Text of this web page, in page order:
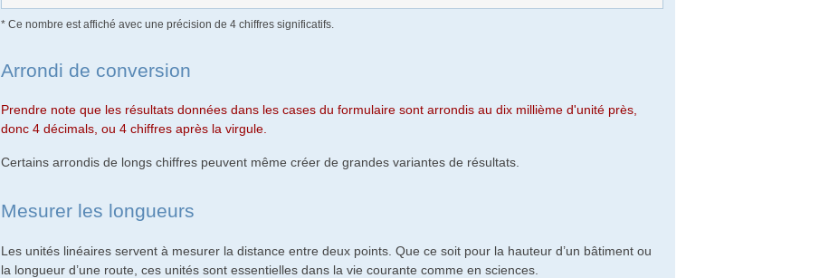
* Ce nombre est affiché avec une précision de 4 chiffres significatifs.
Arrondi de conversion
Prendre note que les résultats données dans les cases du formulaire sont arrondis au dix millième d'unité près,
donc 4 décimals, ou 4 chiffres après la virgule.
Certains arrondis de longs chiffres peuvent même créer de grandes variantes de résultats.
Mesurer les longueurs
Les unités linéaires servent à mesurer la distance entre deux points. Que ce soit pour la hauteur d’un bâtiment ou
la longueur d’une route, ces unités sont essentielles dans la vie courante comme en sciences.